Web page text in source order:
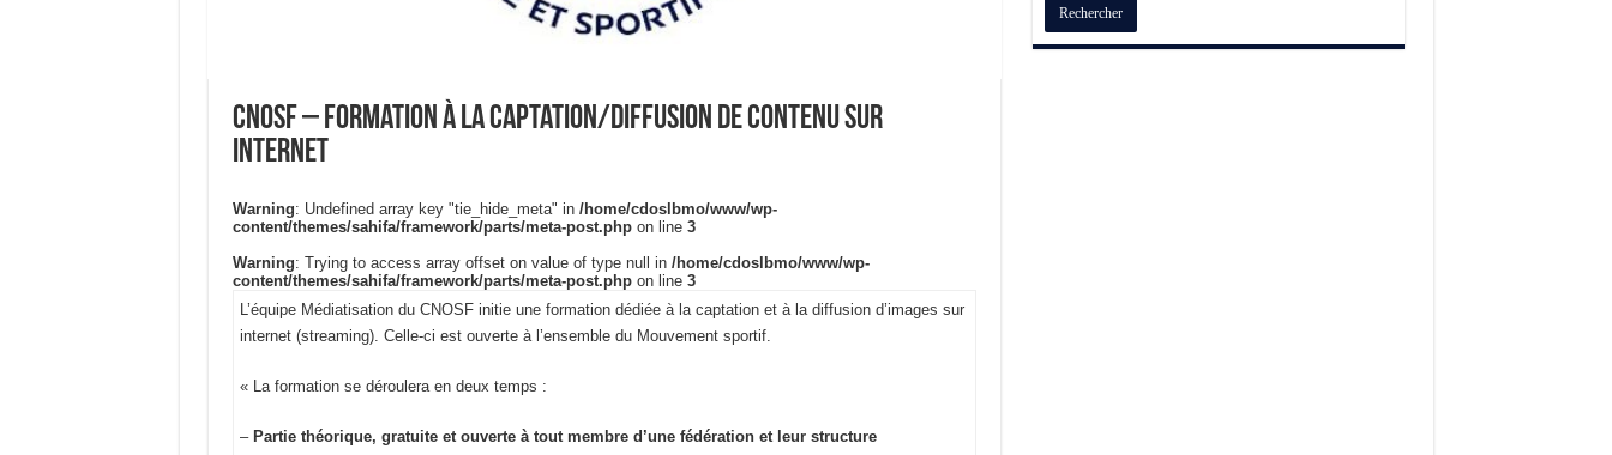
CNOSF – Formation à la captation/diffusion de contenu sur
internet
Warning: Undefined array key "tie_hide_meta" in /home/cdoslbmo/www/wp-
content/themes/sahifa/framework/parts/meta-post.phpon line 3
Warning: Trying to access array offset on value of type null in /home/cdoslbmo/www/wp-
content/themes/sahifa/framework/parts/meta-post.phpon line 3
L’équipe Médiatisation du CNOSF initie une formation dédiée à la captation et à la diffusion d’images sur
internet (streaming). Celle-ci est ouverte à l’ensemble du Mouvement sportif.
« La formation se déroulera en deux temps :
– Partie théorique, gratuite et ouverte à tout membre d’une fédération et leur structure